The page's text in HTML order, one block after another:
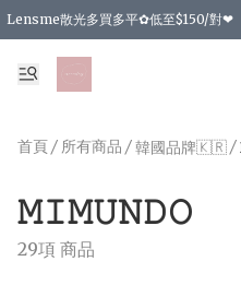
Lensme散光多買多平✿低至$150/對❤
台灣Karacon⁩✧日拋 特價清貨❁⃘
日本韓國多款日/月拋現貨☼ 特價❤︎數量
🇰🇷韓國多款月拋現貨 特價兩對$99✿數
精選商品，任選買2件或以上9 折；買4
精選商品，任選買2件HKD 140.00；
精選商品，任選買2件HKD 190.00；
精選商品，任選買2件HKD 110.00；買
精選商品，任選買2件HKD 170.00；買
精選商品，任選買2件或以上減HKD
精選商品，任選買2件或以上減HKD
精選商品，任選買2件或以上95 折；
精選商品，任選買12件或以上87 折
精選商品，任選買2件或以上減HKD
精選商品，任選買2件或以上95 折；
購物滿 HKD 800.00即享免運費優惠！
首頁/ 所有商品 /韓國品牌🇰🇷/
𝙼𝙸𝙼𝚄𝙽𝙳𝙾
29項 商品